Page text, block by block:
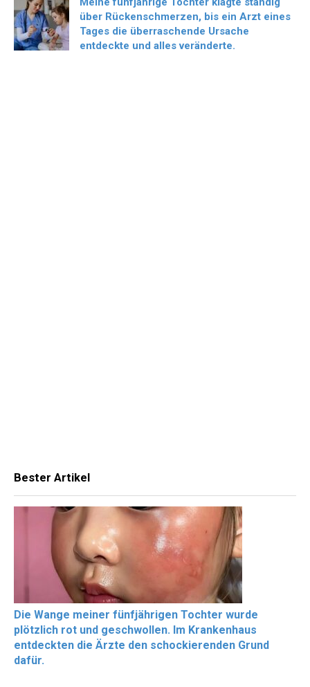
über Rückenschmerzen, bis ein Arzt eines
Tages die überraschende Ursache
entdeckte und alles veränderte.
Bester Artikel
Die Wange meiner fünfjährigen Tochter wurde
plötzlich rot und geschwollen. Im Krankenhaus
entdeckten die Ärzte den schockierenden Grund
dafür.